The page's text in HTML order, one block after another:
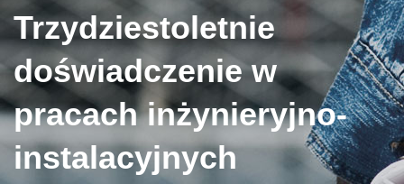
Trzydziestoletnie
doświadczenie w
pracach inżynieryjno-
instalacyjnych